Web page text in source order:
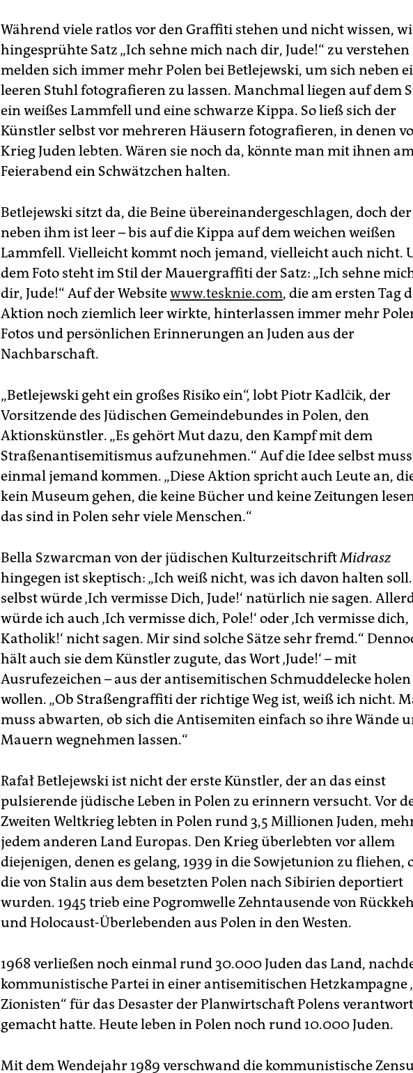
Während viele ratlos vor den Graffiti stehen und nicht wissen,
hingesprühte Satz „Ich sehne mich nach dir, Jude!“ zu verstehen
melden sich immer mehr Polen bei Betlejewski, um sich neben
leeren Stuhl fotografieren zu lassen. Manchmal liegen auf dem
ein weißes Lammfell und eine schwarze Kippa. So ließ sich der
Künstler selbst vor mehreren Häusern fotografieren, in denen
Krieg Juden lebten. Wären sie noch da, könnte man mit ihnen
Feierabend ein Schwätzchen halten.
Betlejewski sitzt da, die Beine übereinandergeschlagen, doch
neben ihm ist leer – bis auf die Kippa auf dem weichen weißen
Lammfell. Vielleicht kommt noch jemand, vielleicht auch nicht.
dem Foto steht im Stil der Mauergraffiti der Satz: „Ich sehne
dir, Jude!“ Auf der Websitewww.tesknie.com, die am ersten Tag
Aktion noch ziemlich leer wirkte, hinterlassen immer mehr
Fotos und persönlichen Erinnerungen an Juden aus der
Nachbarschaft.
„Betlejewski geht ein großes Risiko ein“, lobt Piotr Kadlčik, der
Vorsitzende des Jüdischen Gemeindebundes in Polen, den
Aktionskünstler. „Es gehört Mut dazu, den Kampf mit dem
Straßenantisemitismus aufzunehmen.“ Auf die Idee selbst
einmal jemand kommen. „Diese Aktion spricht auch Leute an,
kein Museum gehen, die keine Bücher und keine Zeitungen
das sind in Polen sehr viele Menschen.“
Bella Szwarcman von der jüdischen KulturzeitschriftMidrasz
hingegen ist skeptisch: „Ich weiß nicht, was ich davon halten
selbst würde ‚Ich vermisse Dich, Jude!‘ natürlich nie sagen.
würde ich auch ‚Ich vermisse dich, Pole!‘ oder ‚Ich vermisse dich,
Katholik!‘ nicht sagen. Mir sind solche Sätze sehr fremd.“
hält auch sie dem Künstler zugute, das Wort ‚Jude!‘ – mit
Ausrufezeichen – aus der antisemitischen Schmuddelecke
wollen. „Ob Straßengraffiti der richtige Weg ist, weiß ich nicht.
muss abwarten, ob sich die Antisemiten einfach so ihre Wände
Mauern wegnehmen lassen.“
Rafał Betlejewski ist nicht der erste Künstler, der an das einst
pulsierende jüdische Leben in Polen zu erinnern versucht. Vor
Zweiten Weltkrieg lebten in Polen rund 3,5 Millionen Juden,
jedem anderen Land Europas. Den Krieg überlebten vor allem
diejenigen, denen es gelang, 1939 in die Sowjetunion zu fliehen,
die von Stalin aus dem besetzten Polen nach Sibirien deportiert
wurden. 1945 trieb eine Pogromwelle Zehntausende von
und Holocaust-Überlebenden aus Polen in den Westen.
1968 verließen noch einmal rund 30.000 Juden das Land,
kommunistische Partei in einer antisemitischen Hetzkampagne
Zionisten“ für das Desaster der Planwirtschaft Polens
gemacht hatte. Heute leben in Polen noch rund 10.000 Juden.
Mit dem Wendejahr 1989 verschwand die kommunistische